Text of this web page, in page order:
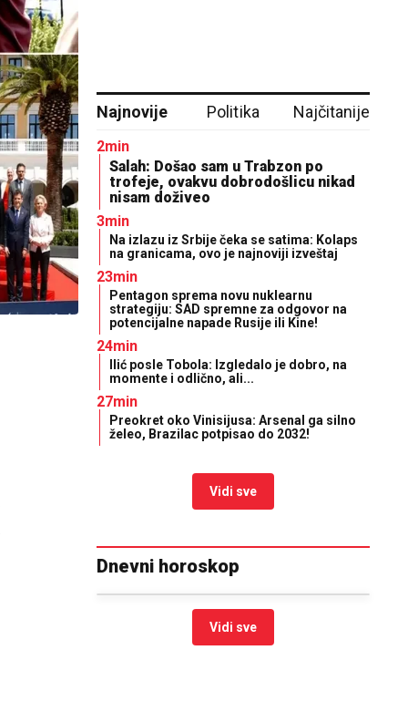
Najnovije Politika Najčitanije
2min
Salah: Došao sam u Trabzon po
trofeje, ovakvu dobrodošlicu nikad
nisam doživeo
3min
Na izlazu iz Srbije čeka se satima: Kolaps
na granicama, ovo je najnoviji izveštaj
23min
Pentagon sprema novu nuklearnu
strategiju: SAD spremne za odgovor na
potencijalne napade Rusije ili Kine!
24min
Ilić posle Tobola: Izgledalo je dobro, na
momente i odlično, ali...
27min
Preokret oko Vinisijusa: Arsenal ga silno
želeo, Brazilac potpisao do 2032!
Vidi sve
Dnevni horoskop
Vidi sve